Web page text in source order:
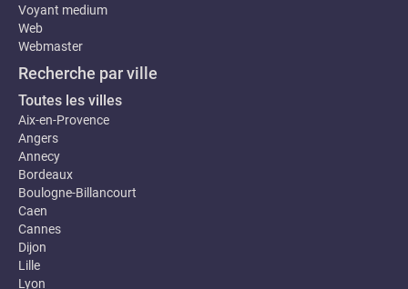
Voyant medium
Web
Webmaster
Recherche par ville
Toutes les villes
Aix-en-Provence
Angers
Annecy
Bordeaux
Boulogne-Billancourt
Caen
Cannes
Dijon
Lille
Lyon